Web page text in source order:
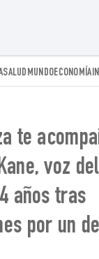
SALUD MUNDOECONOMÍA
te
voz
años tras
por un